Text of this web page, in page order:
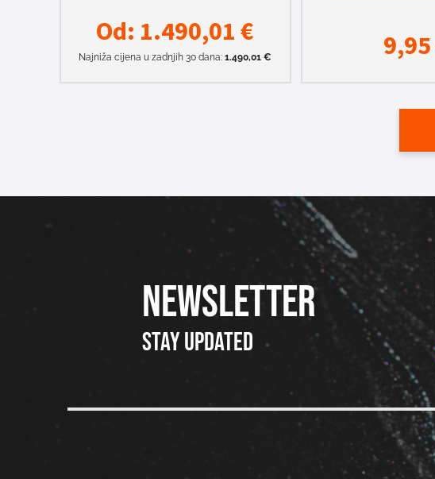
Od: 1.490,01€
Najniža cijena u zadnjih 30 dana:1.490,01€ 9,95
NEWSLETTER
Stay updated